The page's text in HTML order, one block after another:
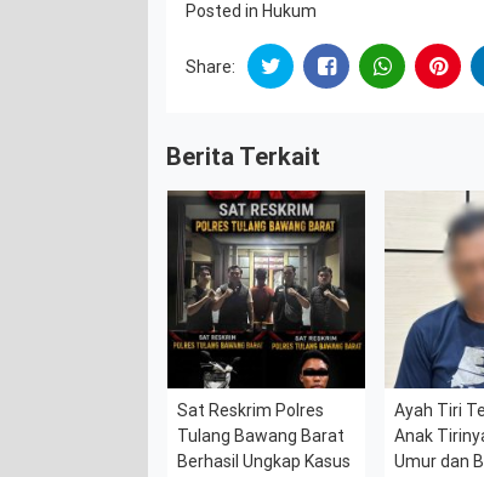
Posted in Hukum
Share:
Berita Terkait
Sat Reskrim Polres
Tulang Bawang Barat
Berhasil Ungkap Kasus
Ayah Tiri
Anak
Umur dan